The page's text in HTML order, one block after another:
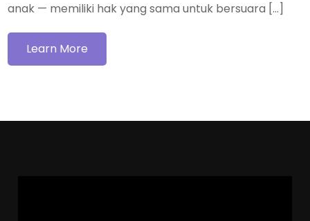
anak — memiliki hak yang sama untuk bersuara […]
Learn More